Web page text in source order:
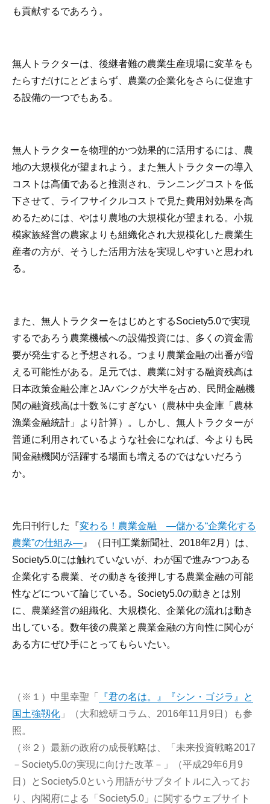
も貢献するであろう。
無人トラクターは、後継者難の農業生産現場に変革をも
たらすだけにとどまらず、農業の企業化をさらに促進す
る設備の一つでもある。
無人トラクターを物理的かつ効果的に活用するには、農
地の大規模化が望まれよう。また無人トラクターの導入
コストは高価であると推測され、ランニングコストを低
下させて、ライフサイクルコストで見た費用対効果を高
めるためには、やはり農地の大規模化が望まれる。小規
模家族経営の農家よりも組織化され大規模化した農業生
産者の方が、そうした活用方法を実現しやすいと思われ
る。
また、無人トラクターをはじめとするSociety5.0で実現
するであろう農業機械への設備投資には、多くの資金需
要が発生すると予想される。つまり農業金融の出番が増
える可能性がある。足元では、農業に対する融資残高は
日本政策金融公庫とJAバンクが大半を占め、民間金融機
関の融資残高は十数％にすぎない（農林中央金庫「農林
漁業金融統計」より計算）。しかし、無人トラクターが
普通に利用されているような社会になれば、今よりも民
間金融機関が活躍する場面も増えるのではないだろう
か。
先日刊行した『変わる！農業金融 —儲かる“企業化する
農業”の仕組み— 』（日刊工業新聞社、2018年2月）は、
Society5.0には触れていないが、わが国で進みつつある
企業化する農業、その動きを後押しする農業金融の可能
性などについて論じている。Society5.0の動きとは別
に、農業経営の組織化、大規模化、企業化の流れは動き
出している。数年後の農業と農業金融の方向性に関心が
ある方にぜひ手にとってもらいたい。
（※１）中里幸聖「
『君の名は。』『シン・ゴジラ』と
国土強靱化 」（大和総研コラム、2016年11月9日）も参
照。
（※２）最新の政府の成長戦略は、「未来投資戦略2017
－Society5.0の実現に向けた改革－」（平成29年6月9
日）とSociety5.0という用語がサブタイトルに入ってお
り、内閣府による「Society5.0」に関するウェブサイト